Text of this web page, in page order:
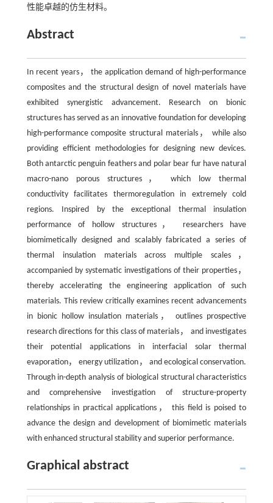
性能卓越的仿生材料。
Abstract
In recent years， the application demand of high-performance
composites and the structural design of novel materials have
exhibited synergistic advancement. Research on bionic
structures has served as an innovative foundation for developing
high-performance composite structural materials， while also
providing efficient methodologies for designing new devices.
Both antarctic penguin feathers and polar bear fur have natural
macro-nano porous structures， which low thermal
conductivity facilitates thermoregulation in extremely cold
regions. Inspired by the exceptional thermal insulation
performance of hollow structures， researchers have
biomimetically designed and scalably fabricated a series of
thermal insulation materials across multiple scales，
accompanied by systematic investigations of their properties，
thereby accelerating the engineering application of such
materials. This review critically examines recent advancements
in bionic hollow insulation materials， outlines prospective
research directions for this class of materials， and investigates
their potential applications in interfacial solar thermal
evaporation， energy utilization， and ecological conservation.
Through in-depth analysis of biological structural characteristics
and comprehensive investigation of structure-property
relationships in practical applications， this field is poised to
advance the design and development of biomimetic materials
with enhanced structural stability and superior performance.
Graphical abstract